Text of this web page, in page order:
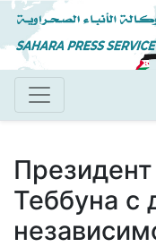
Теббуна с